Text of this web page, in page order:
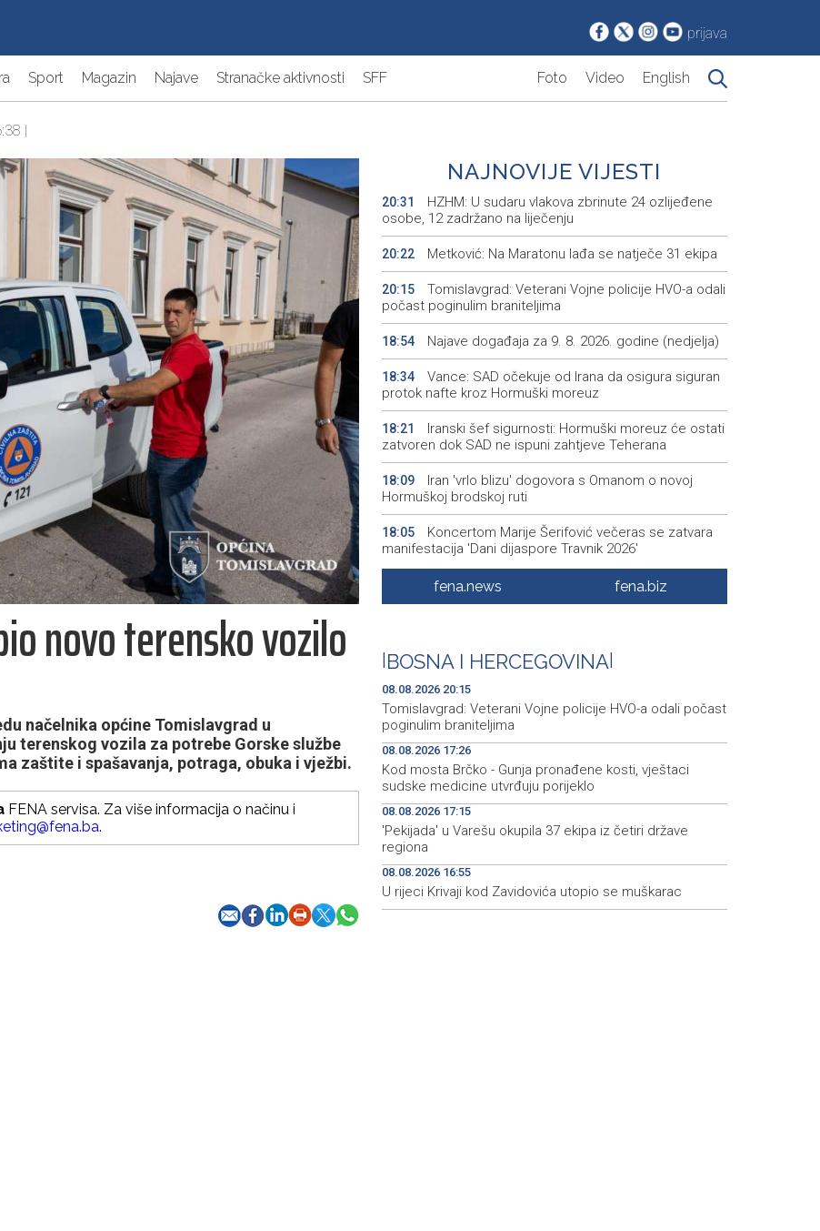
prijava
Sport Magazin Najave Stranačke aktivnosti SFF Foto Video English
|
novo terensko vozilo
načelnika općine Tomislavgrad u
terenskog vozila za potrebe Gorske službe
zaštite i spašavanja, potraga, obuka i vježbi.
FENA servisa. Za više informacija o načinu i
.
NAJNOVIJE VIJESTI
20:31
HZHM: U sudaru vlakova zbrinute 24 ozlijeđene
osobe, 12 zadržano na liječenju
20:22 Metković: Na Maratonu lađa se natječe 31 ekipa
20:15
Tomislavgrad: Veterani Vojne policije HVO-a odali
počast poginulim braniteljima
18:54 Najave događaja za 9. 8. 2026. godine (nedjelja)
18:34
Vance: SAD očekuje od Irana da osigura siguran
protok nafte kroz Hormuški moreuz
18:21
Iranski šef sigurnosti: Hormuški moreuz će ostati
zatvoren dok SAD ne ispuni zahtjeve Teherana
18:09
Iran 'vrlo blizu' dogovora s Omanom o novoj
Hormuškoj brodskoj ruti
18:05
Koncertom Marije Šerifović večeras se zatvara
manifestacija 'Dani dijaspore Travnik 2026'
Kod mosta Brčko - Gunja pronađene kosti,
vještaci sudske medicine utvrđuju porijeklo
države regiona
fena.news fena.biz
BOSNA I HERCEGOVINA
08.08.2026 20:15
Tomislavgrad: Veterani Vojne policije HVO-a odali počast
poginulim braniteljima
08.08.2026 17:26
Kod mosta Brčko - Gunja pronađene kosti, vještaci
sudske medicine utvrđuju porijeklo
08.08.2026 17:15
'Pekijada' u Varešu okupila 37 ekipa iz četiri države
regiona
08.08.2026 16:55
U rijeci Krivaji kod Zavidovića utopio se muškarac